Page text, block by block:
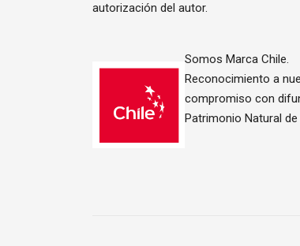
autorización del autor.
Somos Marca Chile.
Reconocimiento a
compromiso con
Patrimonio Natural de